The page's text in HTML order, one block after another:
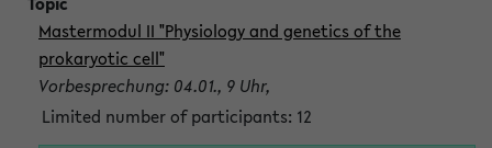
Mastermodul II "Physiology and genetics of the
prokaryotic cell"
Vorbesprechung: 04.01., 9 Uhr,
Limited number of participants: 12